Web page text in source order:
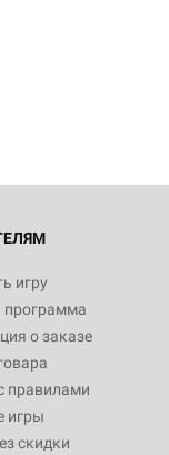
игру
программа
о заказе
правилами
игры
скидки